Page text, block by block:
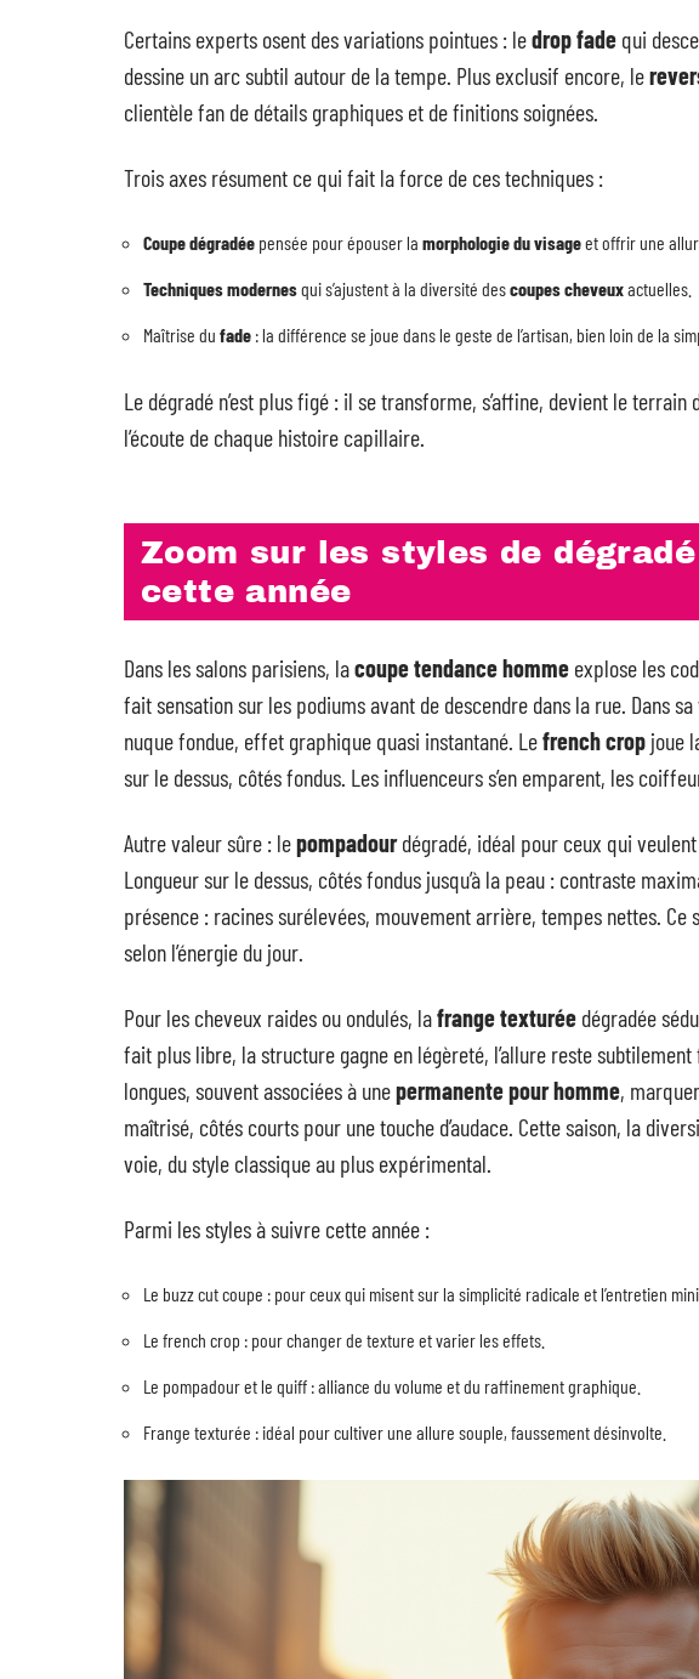
Certains experts osent des variations pointues : ledrop fade qui
dessine un arc subtil autour de la tempe. Plus exclusif encore, le
clientèle fan de détails graphiques et de finitions soignées.
Trois axes résument ce qui fait la force de ces techniques :
Coupe dégradée pensée pour épouser la morphologie du visageet offrir une
Techniques modernesqui s’ajustent à la diversité descoupes cheveuxactuelles.
Maîtrise du fade : la différence se joue dans le geste de l’artisan, bien loin de la
Le dégradé n’est plus figé : il se transforme, s’affine, devient le
l’écoute de chaque histoire capillaire.
Zoom sur les styles de
cette année
Dans les salons parisiens, lacoupe tendance homme explose les
fait sensation sur les podiums avant de descendre dans la rue. Dans
nuque fondue, effet graphique quasi instantané. Lefrench crop joue
sur le dessus, côtés fondus. Les influenceurs s’en emparent, les
Autre valeur sûre : lepompadourdégradé, idéal pour ceux qui
Longueur sur le dessus, côtés fondus jusqu’à la peau : contraste
présence : racines surélevées, mouvement arrière, tempes nettes.
selon l’énergie du jour.
Pour les cheveux raides ou ondulés, lafrange texturée dégradée
fait plus libre, la structure gagne en légèreté, l’allure reste
longues, souvent associées à unepermanente pour homme,
maîtrisé, côtés courts pour une touche d’audace. Cette saison, la
voie, du style classique au plus expérimental.
Parmi les styles à suivre cette année :
Le buzz cut coupe : pour ceux qui misent sur la simplicité radicale et l’entretien
Le french crop : pour changer de texture et varier les effets.
Le pompadour et le quiff : alliance du volume et du raffinement graphique.
Frange texturée : idéal pour cultiver une allure souple, faussement désinvolte.